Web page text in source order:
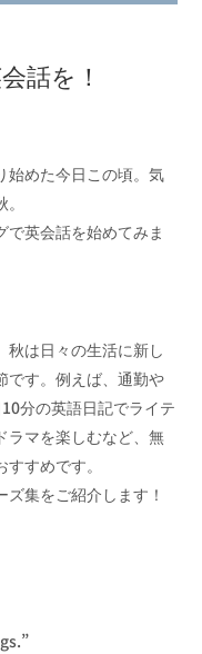
話を！
始めた今日この頃。気
で英会話を始めてみま
秋は日々の生活に新し
です。例えば、通勤や
分の英語日記でライテ
ラマを楽しむなど、無
すめです。
集をご紹介します！